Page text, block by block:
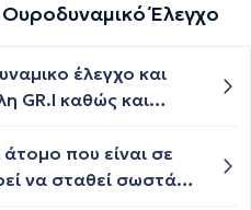
Έλεγχο
έλεγχο και
GR.I καθώς και
να κάνω?
που είναι σε
να σταθεί σωστά